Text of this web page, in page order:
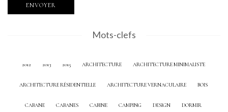
Mots-clefs
2012 2013 2015 ARCHITECTURE ARCHITECTURE MINIMALISTE
ARCHITECTURE RÉSIDENTIELLE ARCHITECTURE VERNACULAIRE BOIS
CABANE CABANES CABINE CAMPING DESIGN DORMIR